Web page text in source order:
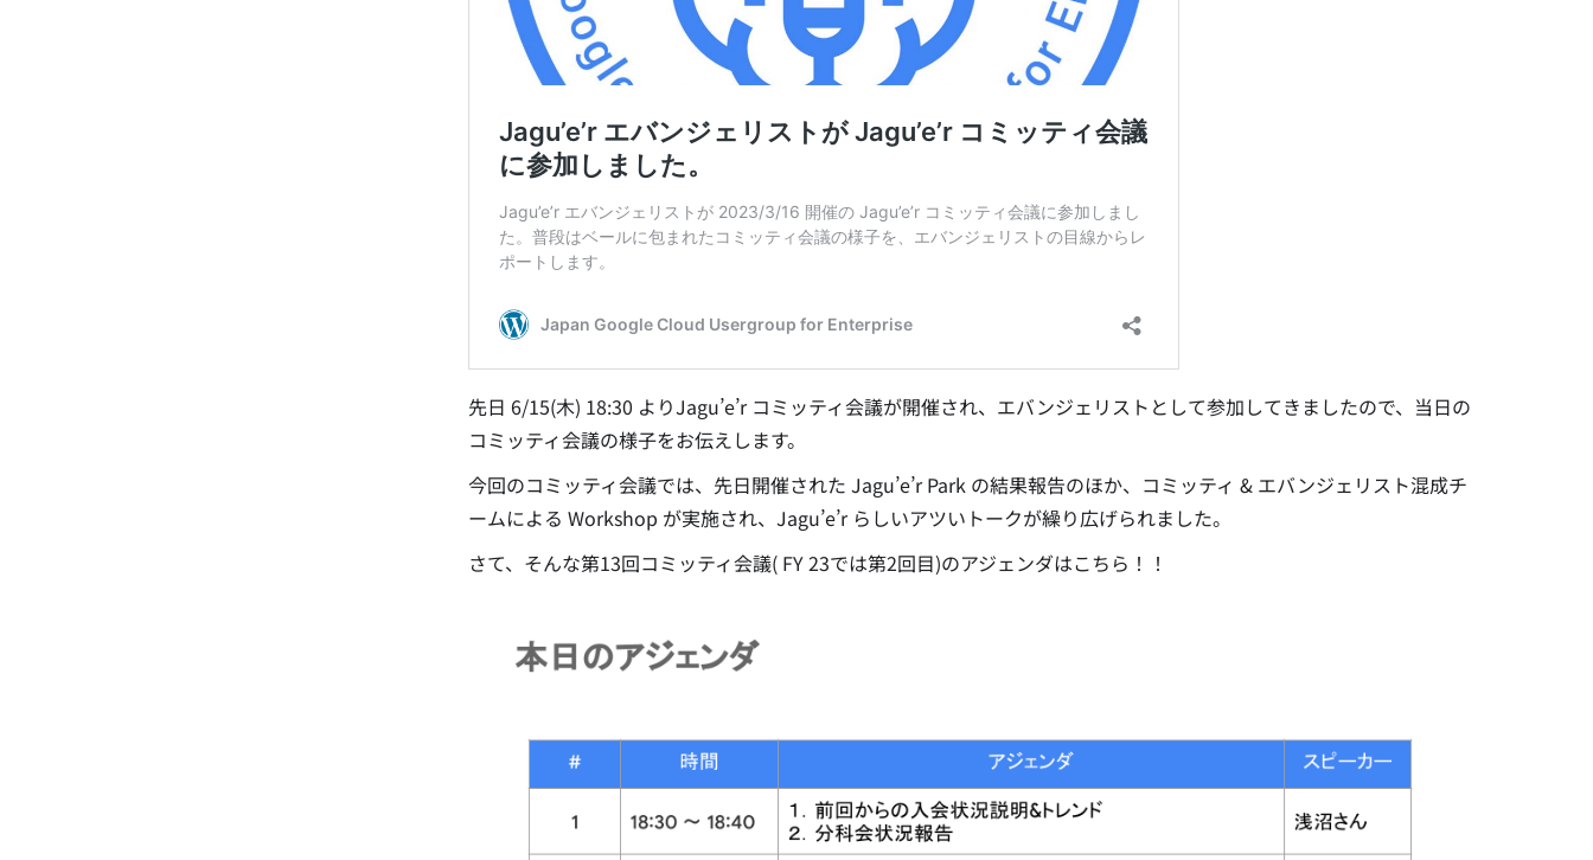
先日 6/15(木) 18:30 よりJagu’e’r コミッティ会議が開催され、エバンジェリストとして参加してきましたので、当日の
コミッティ会議の様子をお伝えします。
今回のコミッティ会議では、先日開催された Jagu’e’r Park の結果報告のほか、コミッティ & エバンジェリスト混成チ
ームによる Workshop が実施され、Jagu’e’r らしいアツいトークが繰り広げられました。
さて、そんな第13回コミッティ会議( FY 23では第2回目)のアジェンダはこちら！！